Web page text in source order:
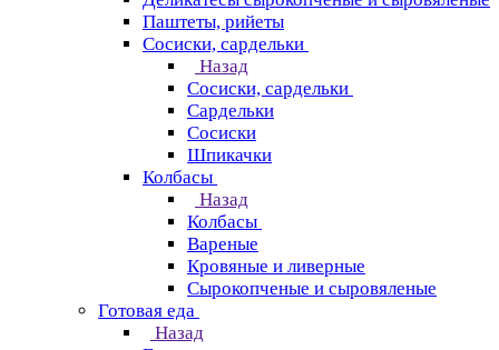
Паштеты, рийеты
Сосиски, сардельки
Назад
Сосиски, сардельки
Сардельки
Сосиски
Шпикачки
Колбасы
Назад
Колбасы
Вареные
Кровяные и ливерные
Сырокопченые и сыровяленые
Готовая еда
Назад